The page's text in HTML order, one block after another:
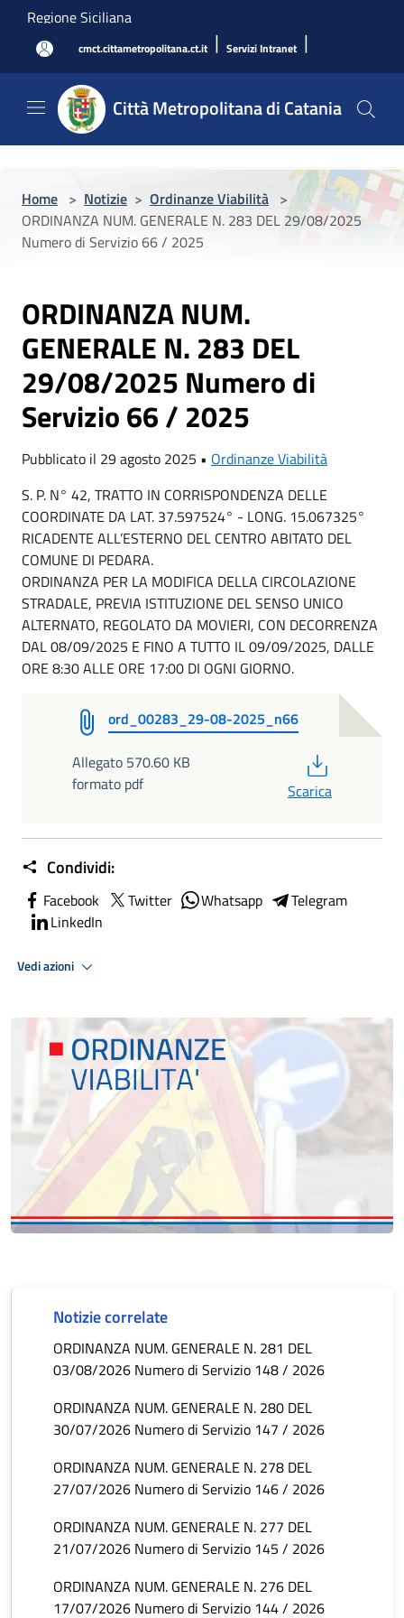
Salta al contenuto principale
Regione Siciliana
cmct.cittametropolitana.ct.it | Servizi Intranet |
Città Metropolitana di Catania
Home > Notizie > Ordinanze Viabilità >
ORDINANZA NUM. GENERALE N. 283 DEL 29/08/2025
Numero di Servizio 66 / 2025
ORDINANZA NUM.
GENERALE N. 283 DEL
29/08/2025 Numero di
Servizio 66 / 2025
Pubblicato il 29 agosto 2025 • Ordinanze Viabilità
S. P. N° 42, TRATTO IN CORRISPONDENZA DELLE
COORDINATE DA LAT. 37.597524° - LONG. 15.067325°
RICADENTE ALL’ESTERNO DEL CENTRO ABITATO DEL
COMUNE DI PEDARA.
ORDINANZA PER LA MODIFICA DELLA CIRCOLAZIONE
STRADALE, PREVIA ISTITUZIONE DEL SENSO UNICO
ALTERNATO, REGOLATO DA MOVIERI, CON DECORRENZA
DAL 08/09/2025 E FINO A TUTTO IL 09/09/2025, DALLE
ORE 8:30 ALLE ORE 17:00 DI OGNI GIORNO.
ord_00283_29-08-2025_n66
Allegato 570.60 KB
formato pdf
Scarica
Condividi:
Facebook Twitter Whatsapp
Telegram
LinkedIn
Vedi azioni
Notizie correlate
ORDINANZA NUM. GENERALE N. 281 DEL
03/08/2026 Numero di Servizio 148 / 2026
ORDINANZA NUM. GENERALE N. 280 DEL
30/07/2026 Numero di Servizio 147 / 2026
ORDINANZA NUM. GENERALE N. 278 DEL
27/07/2026 Numero di Servizio 146 / 2026
ORDINANZA NUM. GENERALE N. 277 DEL
21/07/2026 Numero di Servizio 145 / 2026
ORDINANZA NUM. GENERALE N. 276 DEL
17/07/2026 Numero di Servizio 144 / 2026